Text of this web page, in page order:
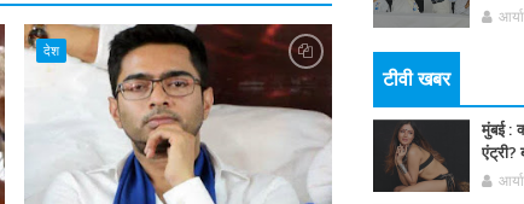
देश
टीवी खबर
मुंबई :
एंट्री?